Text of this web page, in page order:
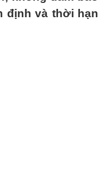
định và thời hạn